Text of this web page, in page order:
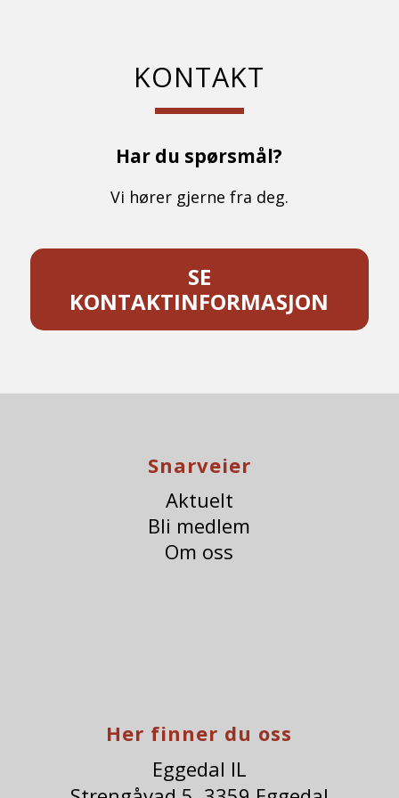
KONTAKT
Har du spørsmål?
Vi hører gjerne fra deg.
SE
KONTAKTINFORMASJON
Snarveier
Aktuelt
Bli medlem
Om oss
Her finner du oss
Eggedal IL